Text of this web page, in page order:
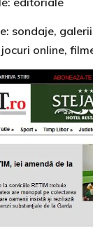
sondaje,
online,